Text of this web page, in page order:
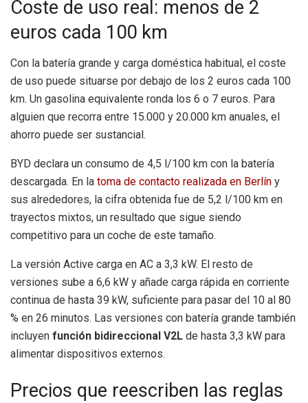
Coste de uso real: menos de 2
euros cada 100 km
Con la batería grande y carga doméstica habitual, el coste
de uso puede situarse por debajo de los 2 euros cada 100
km. Un gasolina equivalente ronda los 6 o 7 euros. Para
alguien que recorra entre 15.000 y 20.000 km anuales, el
ahorro puede ser sustancial.
BYD declara un consumo de 4,5 l/100 km con la batería
descargada. En la toma de contacto realizada en Berlín y
sus alrededores, la cifra obtenida fue de 5,2 l/100 km en
trayectos mixtos, un resultado que sigue siendo
competitivo para un coche de este tamaño.
La versión Active carga en AC a 3,3 kW. El resto de
versiones sube a 6,6 kW y añade carga rápida en corriente
continua de hasta 39 kW, suficiente para pasar del 10 al 80
% en 26 minutos. Las versiones con batería grande también
incluyen función bidireccional V2L de hasta 3,3 kW para
alimentar dispositivos externos.
Precios que reescriben las reglas